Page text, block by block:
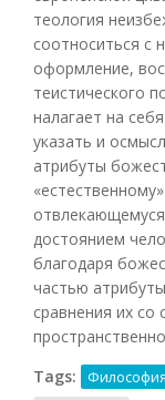
теология
соотноситься с
оформление,
теистического
налагает на
указать и
атрибуты
достоянием
благодаря
частью
сравнения их
Tags:
Философия